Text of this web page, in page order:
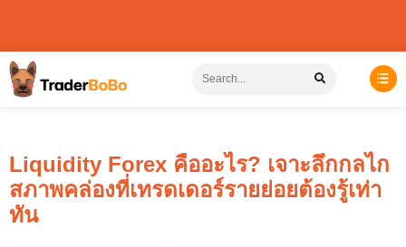
Liquidity Forex คืออะไร? เจาะลึกกลไก
สภาพคล่องที่เทรดเดอร์รายย่อยต้องรู้เท่า
ทัน